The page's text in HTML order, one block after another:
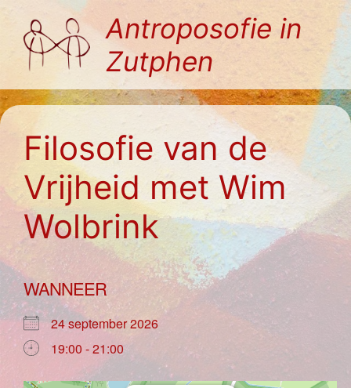
naar
Antroposofie in
Zutphen
Filosofie van de
Vrijheid met Wim
Wolbrink
WANNEER
24 september 2026
19:00 - 21:00